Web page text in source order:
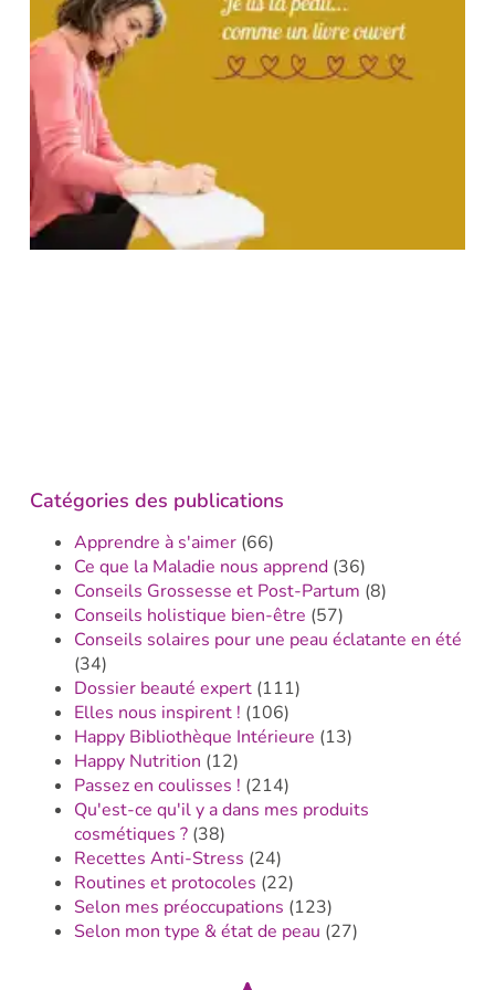
Catégories des publications
Apprendre à s'aimer(66)
Ce que la Maladie nous apprend(36)
Conseils Grossesse et Post-Partum (8)
Conseils holistique bien-être (57)
Conseils solaires pour une peau éclatante en été
(34)
Dossier beauté expert(111)
Elles nous inspirent ! (106)
Happy Bibliothèque Intérieure (13)
Happy Nutrition (12)
Passez en coulisses ! (214)
Qu'est-ce qu'il y a dans mes produits
cosmétiques ?(38)
Recettes Anti-Stress (24)
Routines et protocoles (22)
Selon mes préoccupations (123)
Selon mon type & état de peau (27)